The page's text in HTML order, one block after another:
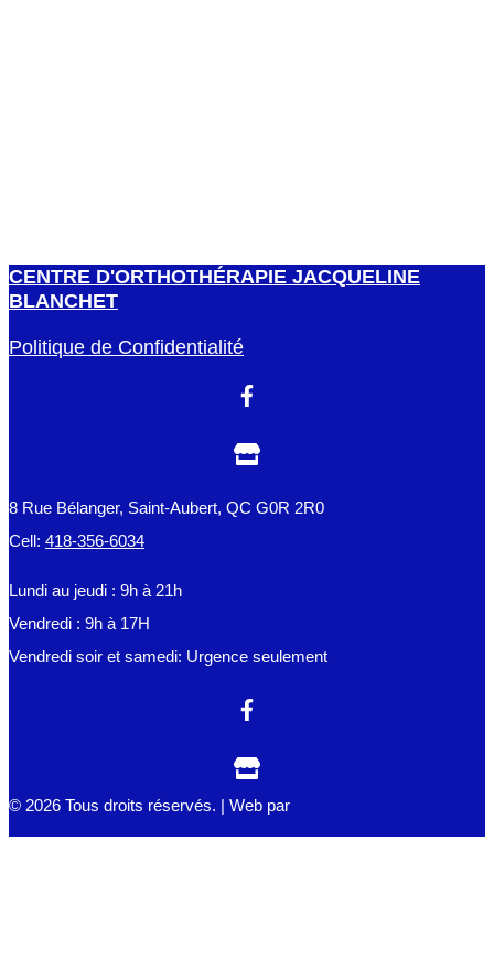
CENTRE D'ORTHOTHÉRAPIE JACQUELINE
BLANCHET
Politique de Confidentialité
8 Rue Bélanger, Saint-Aubert, QC G0R 2R0
Cell: 418-356-6034
Lundi au jeudi : 9h à 21h
Vendredi : 9h à 17H
Vendredi soir et samedi: Urgence seulement
© 2026 Tous droits réservés. | Web par